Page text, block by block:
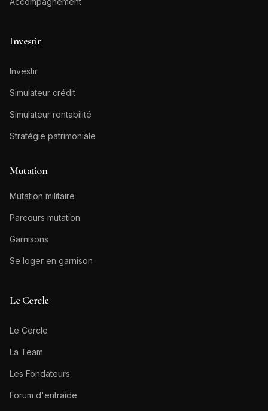
Investir
Investir
Simulateur crédit
Simulateur rentabilité
Stratégie patrimoniale
Mutation
Mutation militaire
Parcours mutation
Garnisons
Se loger en garnison
Le Cercle
Le Cercle
La Team
Les Fondateurs
Forum d'entraide